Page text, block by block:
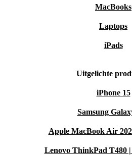
MacBooks
Laptops
iPads
Uitgelichte
iPhone 15
Samsung
Apple MacBook Air
Lenovo ThinkPad T480